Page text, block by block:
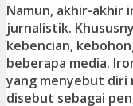
Namun, akhir-akhir
jurnalistik.
kebencian,
beberapa media.
yang menyebut diri
disebut sebagai